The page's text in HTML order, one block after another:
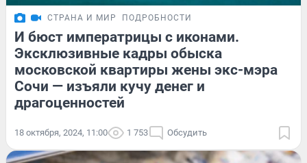
СТРАНА И МИР ПОДРОБНОСТИ
И бюст императрицы с иконами.
Эксклюзивные кадры обыска
московской квартиры жены экс-мэра
Сочи — изъяли кучу денег и
драгоценностей
18 октября, 2024, 11:00 1 753 Обсудить